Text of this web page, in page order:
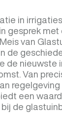
in
gesprek met
van
de
de nieuwste
Van
een
de